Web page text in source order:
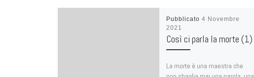
Pubblicato4 Novembre
2021
Così ci parla la morte (1)
La morte è una maestra che